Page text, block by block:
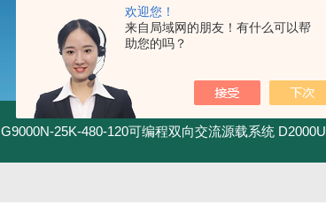
欢迎您！
来自局域网的朋友！有什么可以帮
助您的吗？
G9000N-25K-480-120可编程双向交流源载系统 D2000U-500K-1200-1200-EVD2000-EV双向直流电源